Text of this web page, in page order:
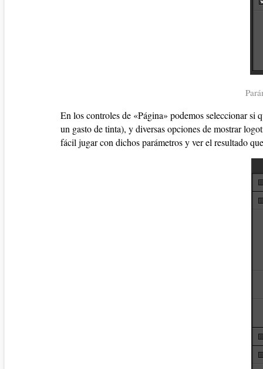
En los controles de «Página» podemos seleccionar si
un gasto de tinta), y diversas opciones de mostrar
fácil jugar con dichos parámetros y ver el resultado